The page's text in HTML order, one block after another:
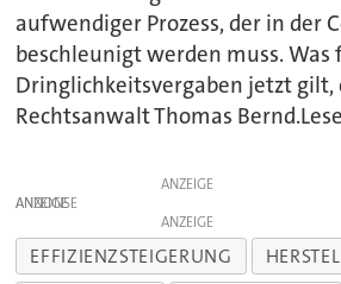
aufwendiger Prozess, der in der
beschleunigt werden muss. Was
Dringlichkeitsvergaben jetzt
Rechtsanwalt Thomas
ANZEIGE
ANZEIGE
ANZEIGE
EFFIZIENZSTEIGERUNG